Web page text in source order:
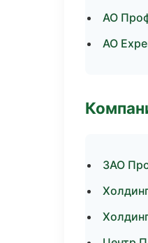
АО
АО
ЗАО